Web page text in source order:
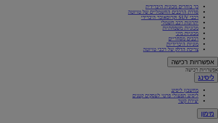
כך בוחרים מכונית היברידית
סדרת הרכבים החשמליים של טויוטה
רכבי SUV וקרוסאובר היברידי
יתרונות רכב חשמלי
מכוניות משפחתיות
מכוניות מיני
רכבים מסחריים
מוניות היברידיות
צריכת הדלק של רכבי טויוטה
אפשרויות רכישה
אפשרויות רכישה
ליסינג
מחשבון ליסינג
ליסינג תפעולי פרטי לעסקים קטנים
יצירת קשר
מימון